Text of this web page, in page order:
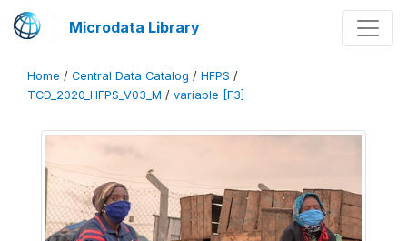
Microdata Library
Home / Central Data Catalog / HFPS /
TCD_2020_HFPS_V03_M / variable [F3]